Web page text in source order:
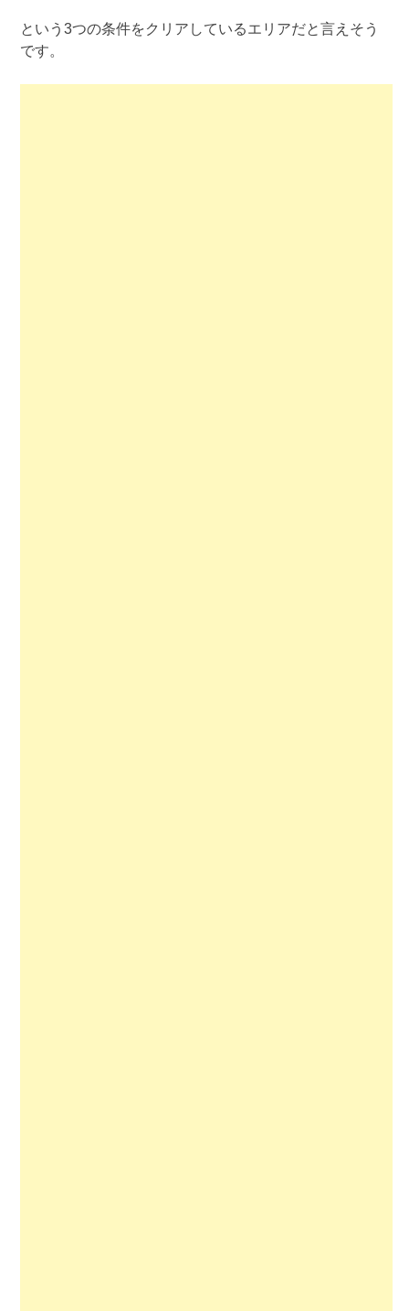
という3つの条件をクリアしているエリアだと言えそう
です。